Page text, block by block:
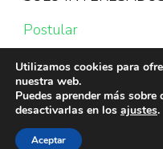
Postular
Utilizamos cookies para
nuestra web.
Puedes aprender más
desactivarlas en los ajustes.
Aceptar